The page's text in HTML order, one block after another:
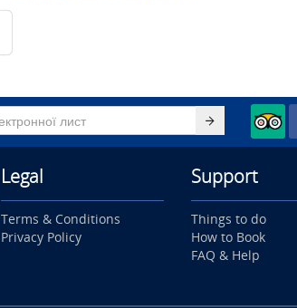
Legal
Terms & Conditions
Privacy Policy
Support
Things to do
How to Book
FAQ & Help